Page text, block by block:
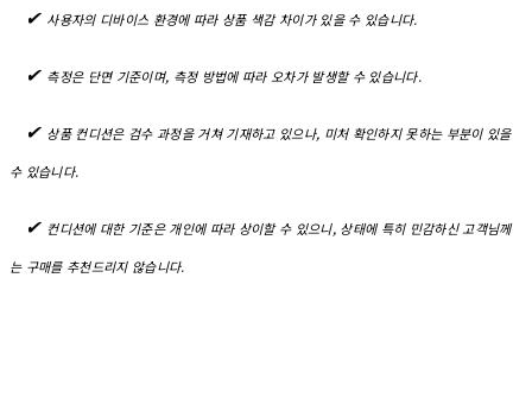
✔︎ 사용자의 디바이스 환경에 따라 상품 색감 차이가 있을 수 있습니다.
✔︎ 측정은 단면 기준이며, 측정 방법에 따라 오차가 발생할 수 있습니다.
✔︎ 상품 컨디션은 검수 과정을 거쳐 기재하고 있으나, 미처 확인하지 못하는 부분이 있을
수 있습니다.
✔︎ 컨디션에 대한 기준은 개인에 따라 상이할 수 있으니, 상태에 특히 민감하신 고객님께
는 구매를 추천드리지 않습니다.